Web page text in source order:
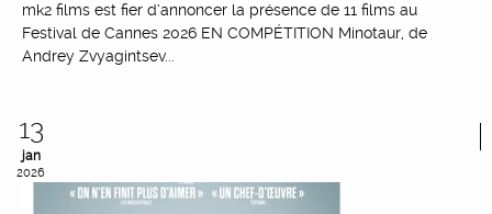
mk2 films est fier d’annoncer la présence de 11 films au
Festival de Cannes 2026 EN COMPÉTITION Minotaur, de
Andrey Zvyagintsev...
13
jan
2026